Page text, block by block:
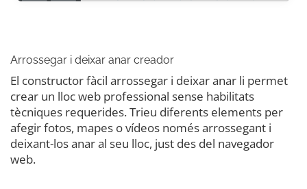
Arrossegar i deixar anar creador
El constructor fàcil arrossegar i deixar anar li permet
crear un lloc web professional sense habilitats
tècniques requerides. Trieu diferents elements per
afegir fotos, mapes o vídeos només arrossegant i
deixant-los anar al seu lloc, just des del navegador
web.